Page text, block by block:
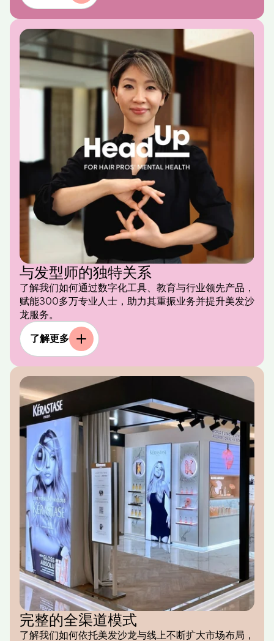
与发型师的独特关系
了解我们如何通过数字化工具、教育与行业领先产品，
赋能300多万专业人士，助力其重振业务并提升美发沙
龙服务。
了解更多
完整的全渠道模式
了解我们如何依托美发沙龙与线上不断扩大市场布局，